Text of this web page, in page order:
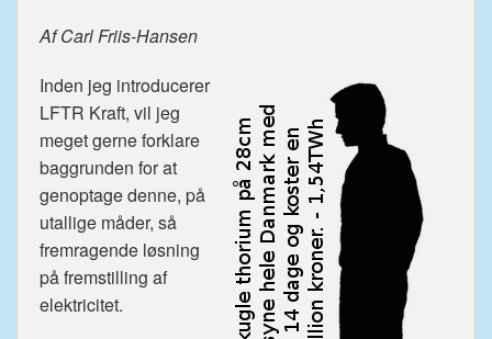
Af Carl Friis-Hansen
Inden jeg introducerer
LFTR Kraft, vil jeg
meget gerne forklare
baggrunden for at
genoptage denne, på
utallige måder, så
fremragende løsning
på fremstilling af
elektricitet.